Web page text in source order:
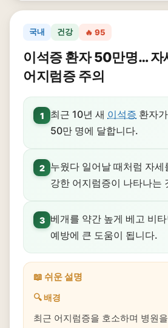
국내 건강 🔥 95
이석증 환자 50만명… 자
어지럼증 주의
1 최근 10년 새 이석증 환자
50만 명에 달합니다.
2
누웠다 일어날 때처럼 자세
강한 어지럼증이 나타나는
3
베개를 약간 높게 베고 비
예방에 큰 도움이 됩니다.
📖 쉬운 설명
🔍 배경
최근 어지럼증을 호소하며 병원